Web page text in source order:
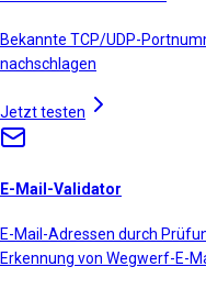
Bekannte TCP/UDP-
nachschlagen
Jetzt testen
E-Mail-Validator
E-Mail-Adressen durch
Erkennung von Wegwerf-E-